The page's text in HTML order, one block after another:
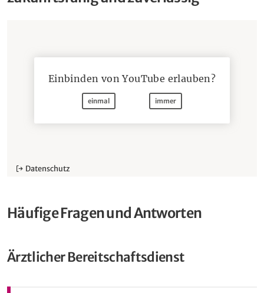
Einbinden vonYouTube erlauben?
einmal immer
Datenschutz
Häufige Fragen und Antworten
Ärztlicher Bereitschaftsdienst